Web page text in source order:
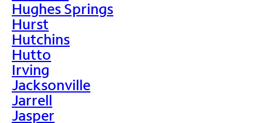
Hughes Springs
Hurst
Hutchins
Hutto
Irving
Jacksonville
Jarrell
Jasper